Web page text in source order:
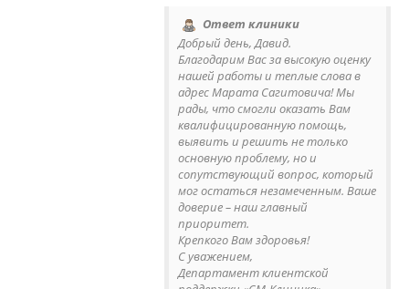
Ответ клиники
Добрый день, Давид.
Благодарим Вас за высокую оценку
нашей работы и теплые слова в
адрес Марата Сагитовича! Мы
рады, что смогли оказать Вам
квалифицированную помощь,
выявить и решить не только
основную проблему, но и
сопутствующий вопрос, который
мог остаться незамеченным. Ваше
доверие – наш главный
приоритет.
Крепкого Вам здоровья!
С уважением,
Департамент клиентской